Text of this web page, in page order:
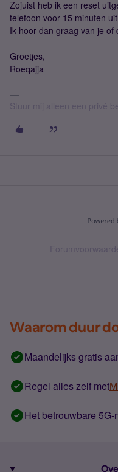
Zojuist heb ik een reset
telefoon voor 15 minuten
Ik hoor dan graag van je
Groetjes,
Roeqajja
Stuur mij alleen een privé
Waarom duur
Maandelijks gratis
Regel alles zelf met
Het betrouwbare 5G-